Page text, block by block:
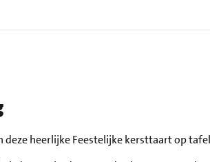
deze heerlijke Feestelijke kersttaart op